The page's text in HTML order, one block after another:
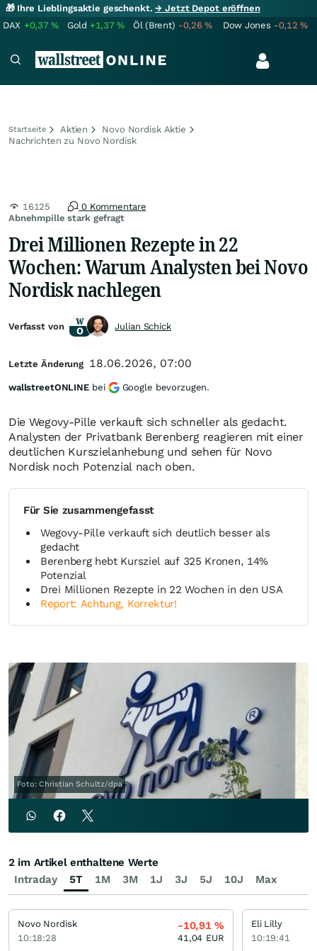
🎁 Ihre Lieblingsaktie geschenkt.→ Jetzt Depot eröffnen
DAX +0,37% Gold +1,37% Öl (Brent) -0,26% Dow Jones -0,12%
Startseite Aktien
Novo Nordisk Aktie
Nachrichten zu Novo Nordisk
Abnehmpille stark gefragt
16125 0 Kommentare
Drei Millionen Rezepte in 22
Wochen: Warum Analysten bei Novo
Nordisk nachlegen
Die Wegovy-Pille verkauft sich schneller als gedacht.
Analysten der Privatbank Berenberg reagieren mit einer
deutlichen Kurszielanhebung und sehen für Novo
Nordisk noch Potenzial nach oben.
Für Sie zusammengefasst
Wegovy-Pille verkauft sich deutlich besser als
gedacht
Berenberg hebt Kursziel auf 325 Kronen, 14%
Potenzial
Drei Millionen Rezepte in 22 Wochen in den USA
Report: Achtung, Korrektur!
Foto: Christian Schultz/dpa
Verfasst von Julian Schick
Letzte Änderung 18.06.2026, 07:00
wallstreetONLINE bei Google bevorzugen.
Intraday 5T 1M 3M 1J 3J 5J 10J Max
2 im Artikel enthaltene Werte
Novo Nordisk
10:18:28
-10,91%
41,04 EUR
Eli Lilly
10:19:41